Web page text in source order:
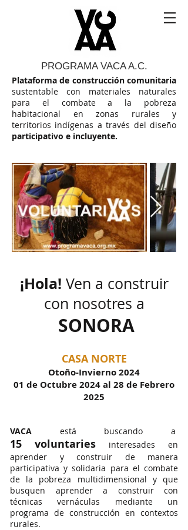
PROGRAMA VACA A.C.
Plataforma de construcción comunitaria
sustentable con materiales naturales
para el combate a la pobreza
habitacional en zonas rurales y
territorios indígenas a través del diseño
participativo e incluyente.
¡Hola! Ven a construir
con nosotres a
SONORA
CASA NORTE
Otoño-Invierno 2024
01 de Octubre 2024 al 28 de Febrero
2025
VACA está buscando a
15 voluntaries interesades en
aprender y construir de manera
participativa y solidaria para el combate
de la pobreza multidimensional y que
busquen aprender a construir con
técnicas vernáculas mediante un
programa de construcción en contextos
rurales.